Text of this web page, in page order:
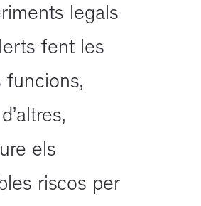
legals
fent les
funcions,
els
riscos per